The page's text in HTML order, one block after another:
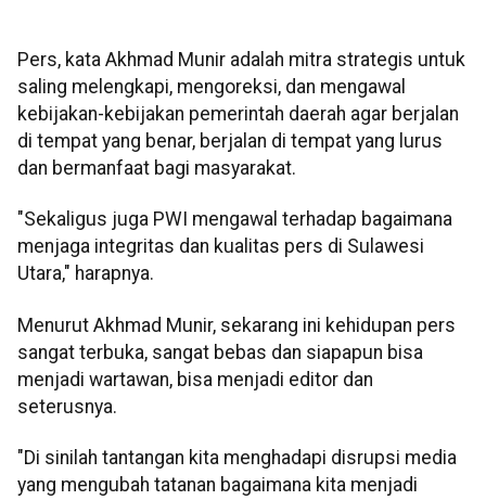
Pers, kata Akhmad Munir adalah mitra strategis untuk
saling melengkapi, mengoreksi, dan mengawal
kebijakan-kebijakan pemerintah daerah agar berjalan
di tempat yang benar, berjalan di tempat yang lurus
dan bermanfaat bagi masyarakat.
"Sekaligus juga PWI mengawal terhadap bagaimana
menjaga integritas dan kualitas pers di Sulawesi
Utara," harapnya.
Menurut Akhmad Munir, sekarang ini kehidupan pers
sangat terbuka, sangat bebas dan siapapun bisa
menjadi wartawan, bisa menjadi editor dan
seterusnya.
"Di sinilah tantangan kita menghadapi disrupsi media
yang mengubah tatanan bagaimana kita menjadi